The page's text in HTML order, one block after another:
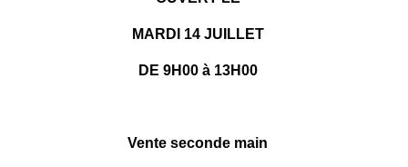
MARDI 14 JUILLET
DE 9H00 à 13H00
Vente seconde main